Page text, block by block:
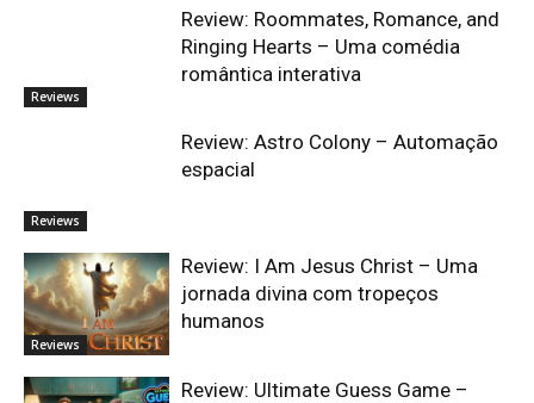
Reviews
Review: Roommates, Romance, and
Ringing Hearts – Uma comédia
romântica interativa
Reviews
Review: Astro Colony – Automação
espacial
Reviews
Review: I Am Jesus Christ – Uma
jornada divina com tropeços
humanos
Review: Ultimate Guess Game –